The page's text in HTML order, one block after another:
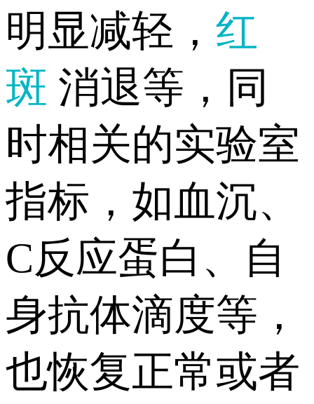
明显减轻， 红
斑 消退等，同
时相关的实验室
指标，如血沉、
C反应蛋白、自
身抗体滴度等，
也恢复正常或者